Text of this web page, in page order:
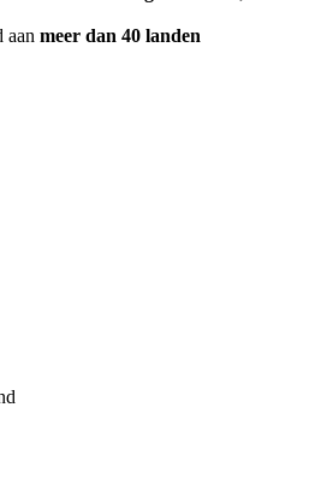
aan meer dan 40 landen